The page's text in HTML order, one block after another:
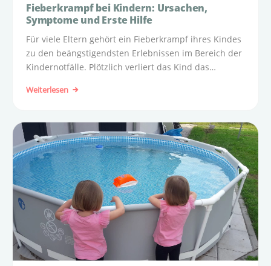
Fieberkrampf bei Kindern: Ursachen,
Symptome und Erste Hilfe
Für viele Eltern gehört ein Fieberkrampf ihres Kindes
zu den beängstigendsten Erlebnissen im Bereich der
Kindernotfälle. Plötzlich verliert das Kind das
ein Anblick, der große Sorge auslösen kann.
Weiterlesen